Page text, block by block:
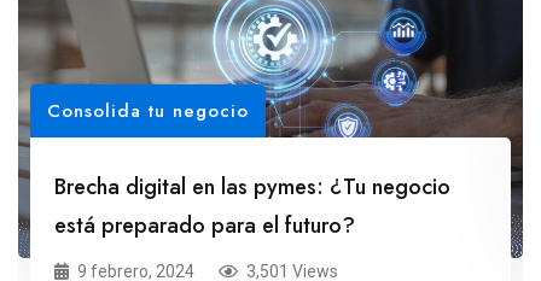
Consolida tu negocio
Brecha digital en las pymes: ¿Tu negocio
está preparado para el futuro?
9 febrero, 2024 3,501 Views